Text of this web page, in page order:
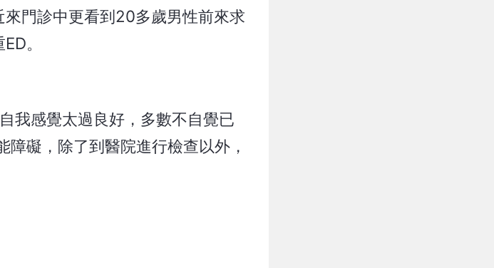
門診中更看到20多歲男性前來求
。
我感覺太過良好，多數不自覺已
礙，除了到醫院進行檢查以外，